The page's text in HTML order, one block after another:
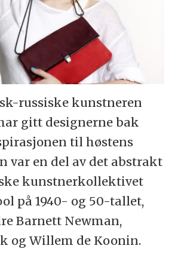
russiske kunstneren
gitt designerne bak
til høstens
var en del av det abstrakt
kunstnerkollektivet
på 1940- og 50-tallet,
Barnett Newman,
og Willem de Koonin.